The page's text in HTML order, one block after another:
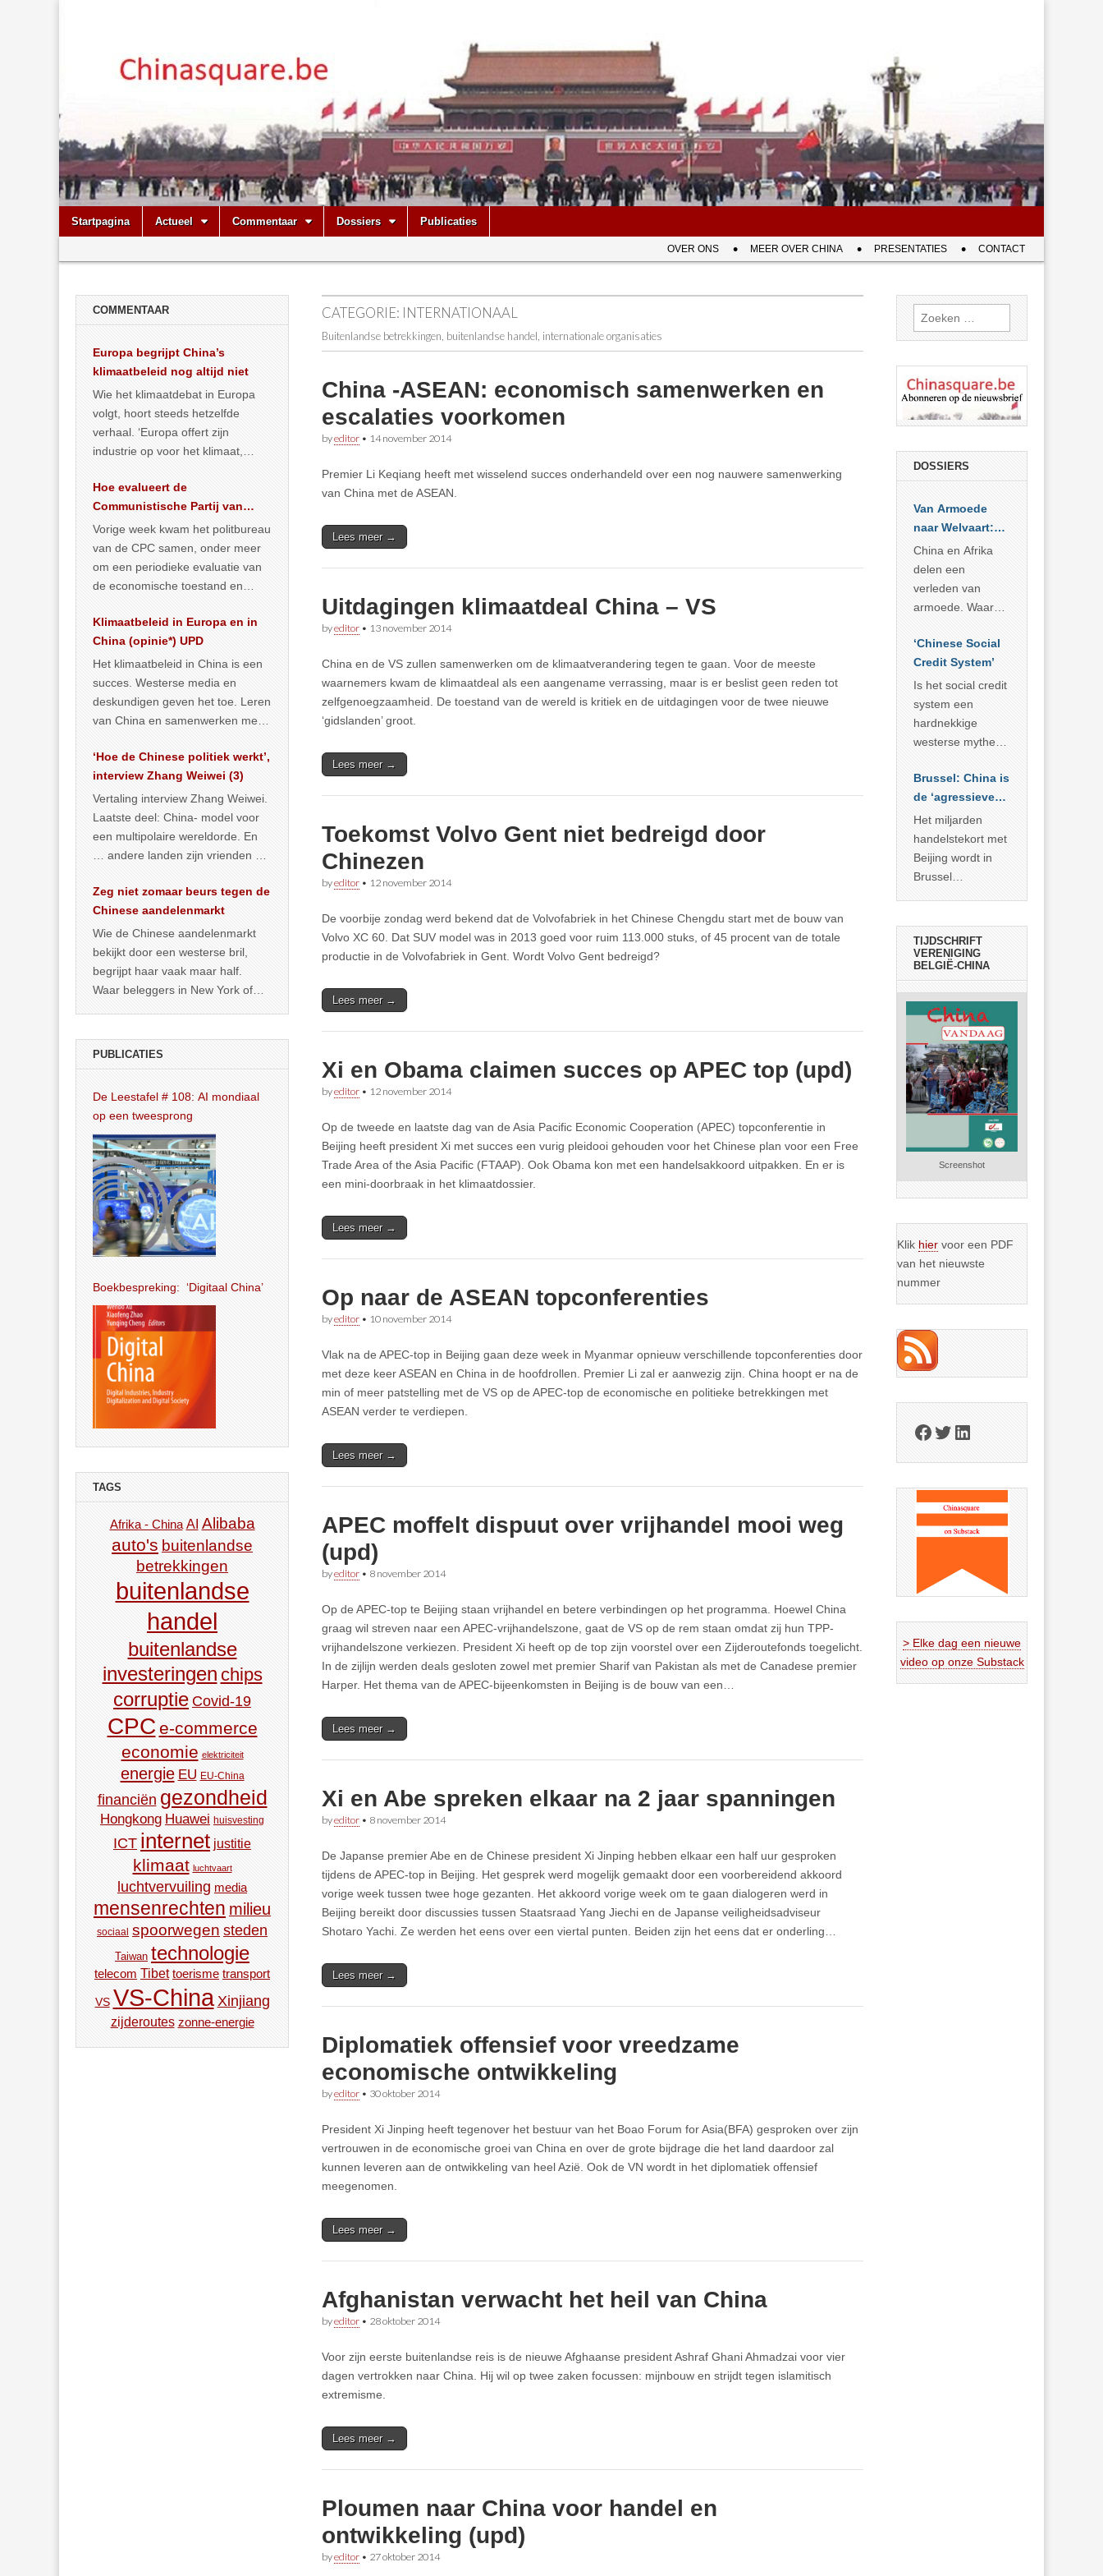
Chinasquare.be
Main
menu
Skip
Startpagina Actueel Commentaar Dossiers Publicaties
menu
OVER ONS MEER OVER CHINA PRESENTATIES CONTACT
CATEGORIE: INTERNATIONAAL
Buitenlandse betrekkingen, buitenlandse handel, internationale organisaties
China -ASEAN: economisch samenwerken en
escalaties voorkomen
byeditor • 14 november 2014
Premier Li Keqiang heeft met wisselend succes onderhandeld over een nog nauwere samenwerking
van China met de ASEAN.
Lees meer →
Uitdagingen klimaatdeal China – VS
byeditor • 13 november 2014
China en de VS zullen samenwerken om de klimaatverandering tegen te gaan. Voor de meeste
waarnemers kwam de klimaatdeal als een aangename verrassing, maar is er beslist geen reden tot
zelfgenoegzaamheid. De toestand van de wereld is kritiek en de uitdagingen voor de twee nieuwe
‘gidslanden’ groot.
Lees meer →
Toekomst Volvo Gent niet bedreigd door
Chinezen
byeditor • 12 november 2014
De voorbije zondag werd bekend dat de Volvofabriek in het Chinese Chengdu start met de bouw van
Volvo XC 60. Dat SUV model was in 2013 goed voor ruim 113.000 stuks, of 45 procent van de totale
productie in de Volvofabriek in Gent. Wordt Volvo Gent bedreigd?
Lees meer →
Xi en Obama claimen succes op APEC top (upd)
byeditor • 12 november 2014
Op de tweede en laatste dag van de Asia Pacific Economic Cooperation (APEC) topconferentie in
Beijing heeft president Xi met succes een vurig pleidooi gehouden voor het Chinese plan voor een Free
Trade Area of the Asia Pacific (FTAAP). Ook Obama kon met een handelsakkoord uitpakken. En er is
een mini-doorbraak in het klimaatdossier.
Lees meer →
Op naar de ASEAN topconferenties
byeditor • 10 november 2014
Vlak na de APEC-top in Beijing gaan deze week in Myanmar opnieuw verschillende topconferenties door
met deze keer ASEAN en China in de hoofdrollen. Premier Li zal er aanwezig zijn. China hoopt er na de
min of meer patstelling met de VS op de APEC-top de economische en politieke betrekkingen met
ASEAN verder te verdiepen.
Lees meer →
APEC moffelt dispuut over vrijhandel mooi weg
(upd)
byeditor • 8 november 2014
Op de APEC-top te Beijing staan vrijhandel en betere verbindingen op het programma. Hoewel China
graag wil streven naar een APEC-vrijhandelszone, gaat de VS op de rem staan omdat zij hun TPP-
vrijhandelszone verkiezen. President Xi heeft op de top zijn voorstel over een Zijderoutefonds toegelicht.
In de zijlijn werden deals gesloten zowel met premier Sharif van Pakistan als met de Canadese premier
Harper. Het thema van de APEC-bijeenkomsten in Beijing is de bouw van een…
Lees meer →
Xi en Abe spreken elkaar na 2 jaar spanningen
byeditor • 8 november 2014
De Japanse premier Abe en de Chinese president Xi Jinping hebben elkaar een half uur gesproken
tijdens de APEC-top in Beijing. Het gesprek werd mogelijk gemaakt door een voorbereidend akkoord
vorige week tussen twee hoge gezanten. Het akkoord vorige week om te gaan dialogeren werd in
Beijing bereikt door discussies tussen Staatsraad Yang Jiechi en de Japanse veiligheidsadviseur
Shotaro Yachi. Ze werden het eens over een viertal punten. Beiden zijn het eens dat er onderling…
Lees meer →
Diplomatiek offensief voor vreedzame
economische ontwikkeling
byeditor • 30 oktober 2014
President Xi Jinping heeft tegenover het bestuur van het Boao Forum for Asia(BFA) gesproken over zijn
vertrouwen in de economische groei van China en over de grote bijdrage die het land daardoor zal
kunnen leveren aan de ontwikkeling van heel Azië. Ook de VN wordt in het diplomatiek offensief
meegenomen.
Lees meer →
Afghanistan verwacht het heil van China
byeditor • 28 oktober 2014
Voor zijn eerste buitenlandse reis is de nieuwe Afghaanse president Ashraf Ghani Ahmadzai voor vier
dagen vertrokken naar China. Hij wil op twee zaken focussen: mijnbouw en strijdt tegen islamitisch
extremisme.
Lees meer →
Ploumen naar China voor handel en
ontwikkeling (upd)
byeditor • 27 oktober 2014
COMMENTAAR
Europa begrijpt China’s
klimaatbeleid nog altijd niet
Wie het klimaatdebat in Europa
volgt, hoort steeds hetzelfde
verhaal. ‘Europa offert zijn
industrie op voor het klimaat,
vergroening… >> lees meer
Hoe evalueert de
Communistische Partij van
China de economische
situatie?
Vorige week kwam het politbureau
van de CPC samen, onder meer
om een periodieke evaluatie van
de economische toestand en
publiceerden… >> lees meer
Klimaatbeleid in Europa en in
China (opinie*) UPD
Het klimaatbeleid in China is een
succes. Westerse media en
deskundigen geven het toe. Leren
van China en samenwerken met
… >> lees meer
‘Hoe de Chinese politiek werkt’,
interview Zhang Weiwei (3)
Vertaling interview Zhang Weiwei.
Laatste deel: China- model voor
een multipolaire wereldorde. En
… andere landen zijn vrienden of
Zeg niet zomaar beurs tegen de
Chinese aandelenmarkt
Wie de Chinese aandelenmarkt
bekijkt door een westerse bril,
begrijpt haar vaak maar half.
Waar beleggers in New York of
PUBLICATIES
De Leestafel # 108: AI mondiaal
op een tweesprong
Boekbespreking: ‘Digitaal China’
TAGS
Afrika - China AI Alibaba
auto's buitenlandse
betrekkingen
buitenlandse
handel
buitenlandse
investeringen chips
corruptie Covid-19
CPC e-commerce
economie elektriciteit
energie EU EU-China
financiën gezondheid
Hongkong Huawei huisvesting
ICT internet justitie
klimaat luchtvaart
luchtvervuiling media
mensenrechten milieu
sociaal spoorwegen steden
Taiwan technologie
telecom Tibet toerisme transport
VS VS-China Xinjiang
zijderoutes zonne-energie
Zoeken
naar:
DOSSIERS
Van Armoede
naar Welvaart:
Wat Afrika kan
leren van
China’s
economisch
China en Afrika
delen een
verleden van
armoede. Waar
voorbije veertig
jaar in slaagde
meer dan 800
miljoen mensen
uit de armoede
… >> lees meer
‘Chinese Social
Credit System’
Is het social credit
system een
hardnekkige
westerse mythe of
realiteit in China?
Brussel: China is
de ‘agressieve
schuldige’
Het miljarden
handelstekort met
Beijing wordt in
Brussel
economische
agressie. In
werkelijkheid
verhult die
spectaculaire
rekensom vooral
de industriële
achterstand die
… >> lees meer
TIJDSCHRIFT
VERENIGING
BELGIË-CHINA
Screenshot
Klik hier voor een PDF
van het nieuwste
nummer
Facebook
Twitter
LinkedIn
> Elke dag een nieuwe
video op onze Substack